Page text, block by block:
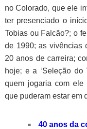
no Colorado, que ele
ter presenciado o
Tobias ou Falcão?; o
de 1990; as vivências
20 anos de carreira;
hoje; e a ‘Seleção do
quem jogaria com ele
que puderam estar em
40 anos da